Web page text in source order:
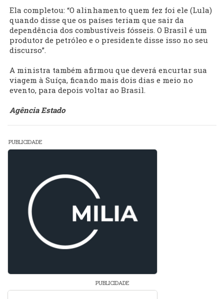
Ela completou: “O alinhamento quem fez foi ele (Lula)
quando disse que os países teriam que sair da
dependência dos combustíveis fósseis. O Brasil é um
produtor de petróleo e o presidente disse isso no seu
discurso”.
A ministra também afirmou que deverá encurtar sua
viagem à Suíça, ficando mais dois dias e meio no
evento, para depois voltar ao Brasil.
Agência Estado
PUBLICIDADE
PUBLICIDADE